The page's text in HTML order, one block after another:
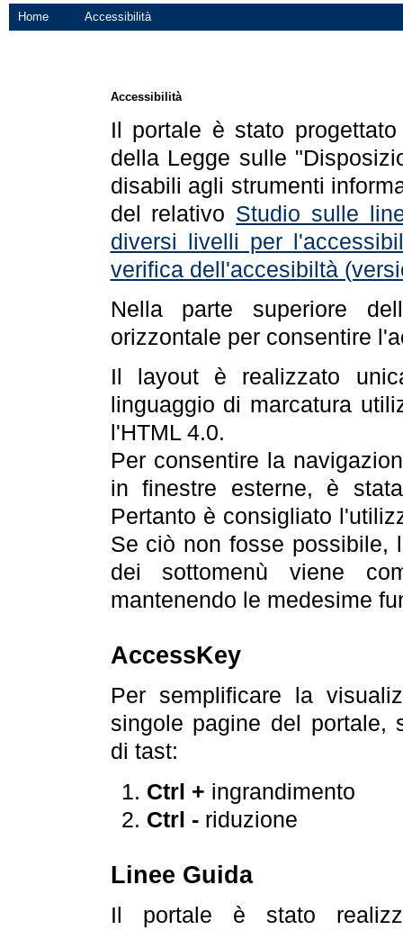
Home Accessibilità
Accessibilità
Il portale è stato
della Legge sulle
disabili agli strumenti
del relativo Studio sulle
diversi livelli per
verifica dell'accesibiltà
Nella parte superiore
orizzontale per consentire
Il layout è realizzato
linguaggio di marcatura
l'HTML 4.0.
Per consentire la
in finestre esterne, è
Pertanto è consigliato
Se ciò non fosse possibile,
dei sottomenù viene
mantenendo le medesime
AccessKey
Per semplificare la
singole pagine del portale,
di tast:
Ctrl + ingrandimento
Ctrl -riduzione
Linee Guida
Il portale è stato